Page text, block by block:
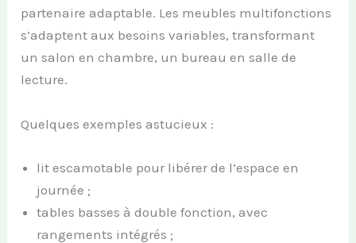
partenaire adaptable. Les meubles multifonctions
s’adaptent aux besoins variables, transformant
un salon en chambre, un bureau en salle de
lecture.
Quelques exemples astucieux :
lit escamotable pour libérer de l’espace en
journée ;
tables basses à double fonction, avec
rangements intégrés ;